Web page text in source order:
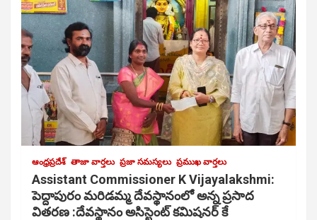
ఆంధ్రప్రదేశ్ తాజా వార్తలు ప్రజా సమస్యలు ప్రముఖ వార్తలు
Assistant Commissioner K Vijayalakshmi:
పెద్దాపురం మరిడమ్మ దేవస్థానంలో అన్న ప్రసాద
వితరణ :దేవస్థానం అసిస్టెంట్ కమిషనర్ కే